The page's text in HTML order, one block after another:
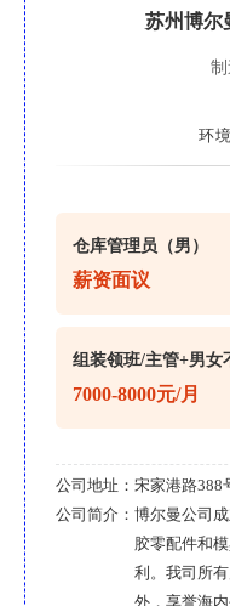
苏州博尔
制
环
仓库管理员（男）
薪资面议
组装领班/主管+男女
7000-8000元/月
公司地址： 宋家港路388
公司简介： 博尔曼公司
胶零配件和
利。我司所
外，享誉海内